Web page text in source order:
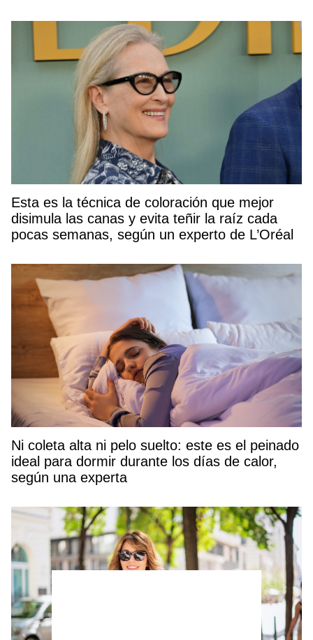
Esta es la técnica de coloración que mejor
disimula las canas y evita teñir la raíz cada
pocas semanas, según un experto de L’Oréal
Ni coleta alta ni pelo suelto: este es el peinado
ideal para dormir durante los días de calor,
según una experta